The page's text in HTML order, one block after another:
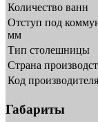
Количество ванн
Отступ под
мм
Тип столешницы
Страна
Код производителя
Габариты